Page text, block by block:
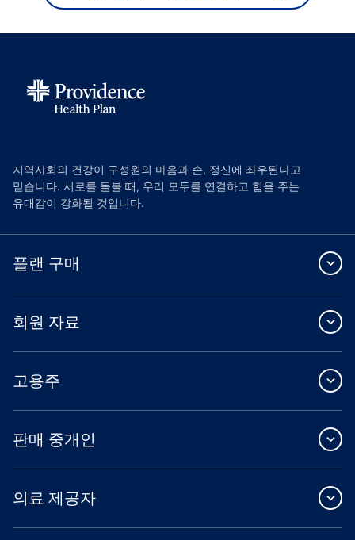
지역사회의 건강이 구성원의 마음과 손, 정신에 좌우된다고
믿습니다. 서로를 돌볼 때, 우리 모두를 연결하고 힘을 주는
유대감이 강화될 것입니다.
플랜 구매
회원 자료
고용주
판매 중개인
의료 제공자